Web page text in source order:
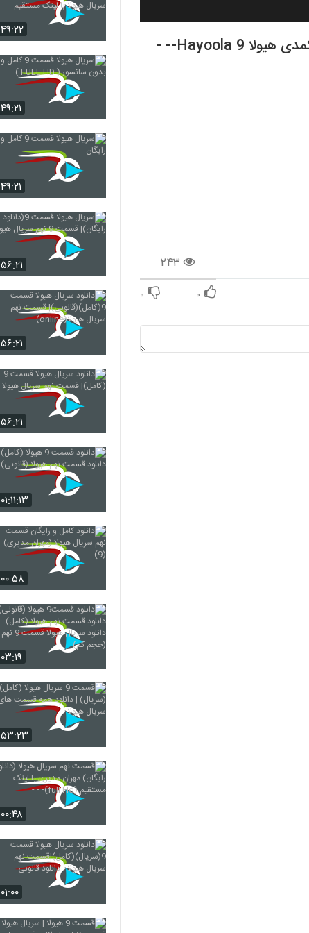
۲۴۳
۰ ۰
۴۹:۲۲
۴۹:۲۱
۴۹:۲۱
۵۶:۲۱
۵۶:۲۱
۵۶:۲۱
۰۱:۱۱:۱۳
۰۰:۵۸
۰۳:۱۹
۵۳:۲۳
۰۰:۴۸
۰۱:۰۰